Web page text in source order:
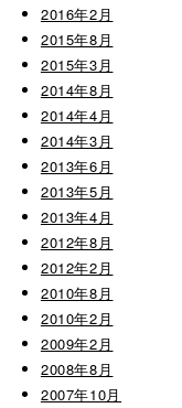
2016年2月
2015年8月
2015年3月
2014年8月
2014年4月
2014年3月
2013年6月
2013年5月
2013年4月
2012年8月
2012年2月
2010年8月
2010年2月
2009年2月
2008年8月
2007年10月